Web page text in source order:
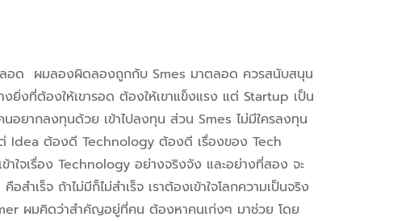
อด ผมลองผิดลองถูกกับ Smes มาตลอด ควรสนับสนุน
งที่ต้องให้เขารอด ต้องให้เขาแข็งแรง แต่ Startup เป็น
ยากลงทุนด้วย เข้าไปลงทุน ส่วน Smes ไม่มีใครลงทุน
Idea ต้องดี Technology ต้องดี เรื่องของ Tech
ใจเรื่อง Technology อย่างจริงจัง และอย่างที่สอง จะ
ำเร็จ ถ้าไม่มีก็ไม่สำเร็จ เราต้องเข้าใจโลกความเป็นจริง
ผมคิดว่าสำคัญอยู่ที่คน ต้องหาคนเก่งๆ มาช่วย โดย